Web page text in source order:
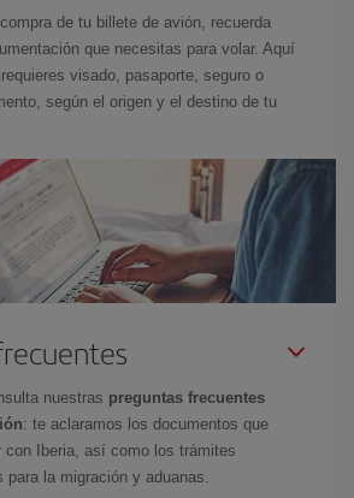
de tu billete de avión, recuerda
que necesitas para volar. Aquí
visado, pasaporte, seguro o
según el origen y el destino de tu
nuestras preguntas frecuentes
: te aclaramos los documentos que
con Iberia, así como los trámites
la migración y aduanas.